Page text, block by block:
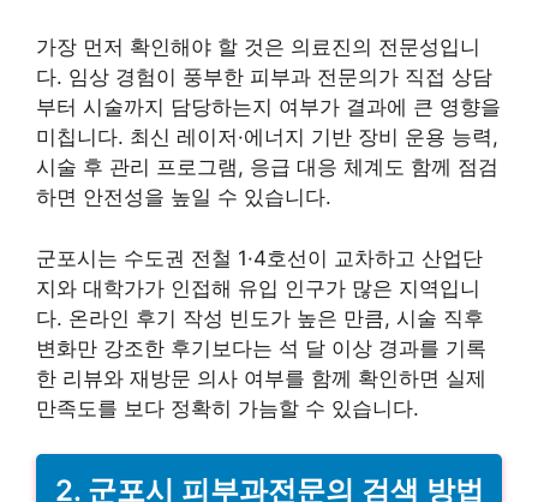
가장 먼저 확인해야 할 것은 의료진의 전문성입니
다. 임상 경험이 풍부한 피부과 전문의가 직접 상담
부터 시술까지 담당하는지 여부가 결과에 큰 영향을
미칩니다. 최신 레이저·에너지 기반 장비 운용 능력,
시술 후 관리 프로그램, 응급 대응 체계도 함께 점검
하면 안전성을 높일 수 있습니다.
군포시는 수도권 전철 1·4호선이 교차하고 산업단
지와 대학가가 인접해 유입 인구가 많은 지역입니
다. 온라인 후기 작성 빈도가 높은 만큼, 시술 직후
변화만 강조한 후기보다는 석 달 이상 경과를 기록
한 리뷰와 재방문 의사 여부를 함께 확인하면 실제
만족도를 보다 정확히 가늠할 수 있습니다.
2. 군포시 피부과전문의 검색 방법